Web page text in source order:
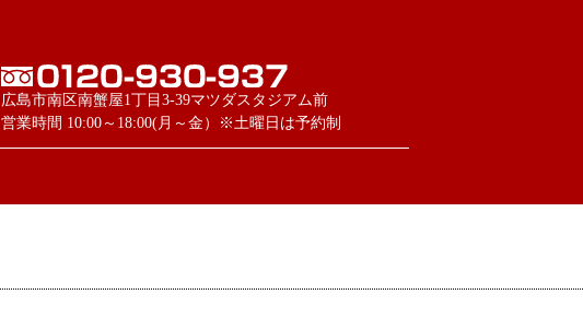
広島市南区南蟹屋1丁目3-39マツダスタジアム前
営業時間 10:00～18:00(月～金）※土曜日は予約制